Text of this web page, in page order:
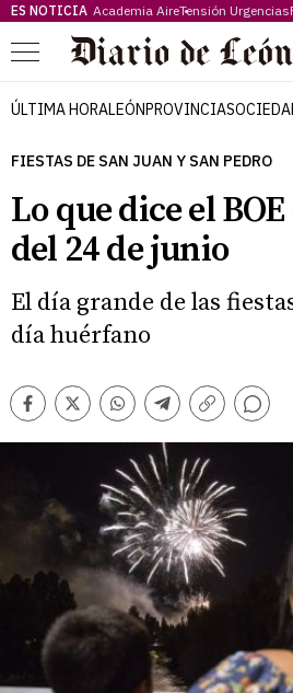
ES NOTICIA Academia AireTensión Urgencias
Menú
ÚLTIMA HORALEÓNPROVINCIA
FIESTAS DE SAN JUAN Y SAN PEDRO
Lo que dice el
del 24 de junio
El día grande de las
día huérfano
Facebook
TwitterWhatsappTelegram
Copiar
Comentarios